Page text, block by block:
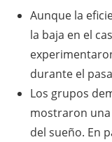
Aunque la
la baja en el
durante el
Los grupos
mostraron
del sueño. En